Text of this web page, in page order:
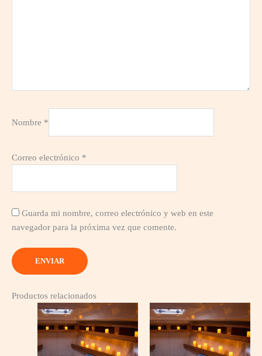
Nombre *
Correo electrónico *
Guarda mi nombre, correo electrónico y web en este
navegador para la próxima vez que comente.
Productos relacionados